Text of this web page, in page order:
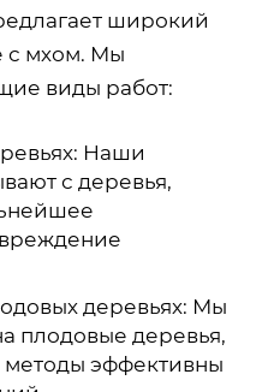
широкий
с мхом. Мы
виды работ:
Наши
с деревья,
деревьях: Мы
плодовые деревья,
эффективны